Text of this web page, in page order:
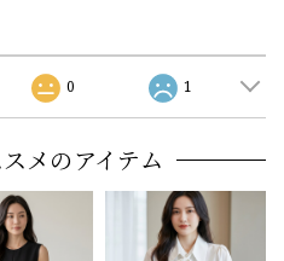
0 1
メのアイテム